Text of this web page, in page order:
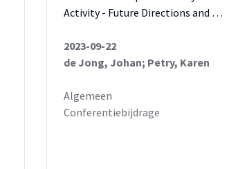
Activity - Future Directions and …
2023-09-22
de Jong, Johan; Petry, Karen
Algemeen
Conferentiebijdrage